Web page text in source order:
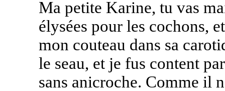
Ma petite Karine, tu vas
élysées pour les cochons,
mon couteau dans sa
le seau, et je fus content
sans anicroche. Comme il